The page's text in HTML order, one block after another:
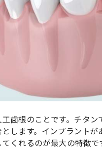
歯根のことです。チタ
します。インプラント
くれるのが最大の特徴で